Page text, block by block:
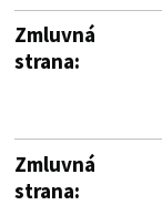
Zmluvná
strana:
Zmluvná
strana: